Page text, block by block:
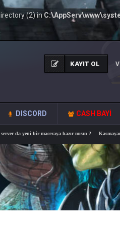
(2) in
KAYIT OL
DISCORD CASH BAYİ
bir maceraya hazır mısın ? Kasmayan ,